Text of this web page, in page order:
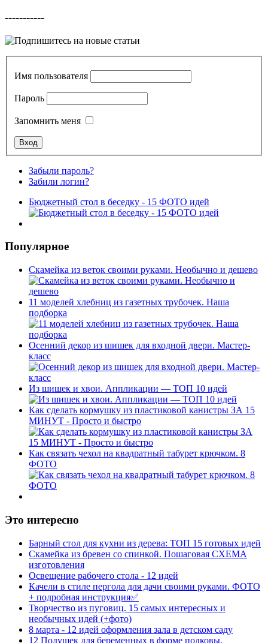
-----------
Имя пользователя
Пароль
Запомнить меня
Забыли пароль?
Забили логин?
Бюджетный стол в беседку - 15 ФОТО идей
Популярное
Скамейка из веток своими руками. Необычно и дешево
11 моделей хлебниц из газетных трубочек. Наша
подборка
Осенний декор из шишек для входной двери. Мастер-
класс
Из шишек и хвои. Аппликации — ТОП 10 идей
Как сделать кормушку из пластиковой канистры ЗА 15
МИНУТ - Просто и быстро
Как связать чехол на квадратный табурет крючком. 8
ФОТО
Это интересно
Барный стол для кухни из дерева: ТОП 15 готовых идей
Скамейка из бревен со спинкой. Пошаговая СХЕМА
изготовления
Освещение рабочего стола - 12 идей
Качели в стиле пергола для дачи своими руками. ФОТО
+ подробная инструкция✅
Творчество из пуговиц. 15 самых интересных и
необычных идей (+фото)
8 марта - 12 идей оформления зала в детском саду
12 Подушек для беременных в форме подковы,